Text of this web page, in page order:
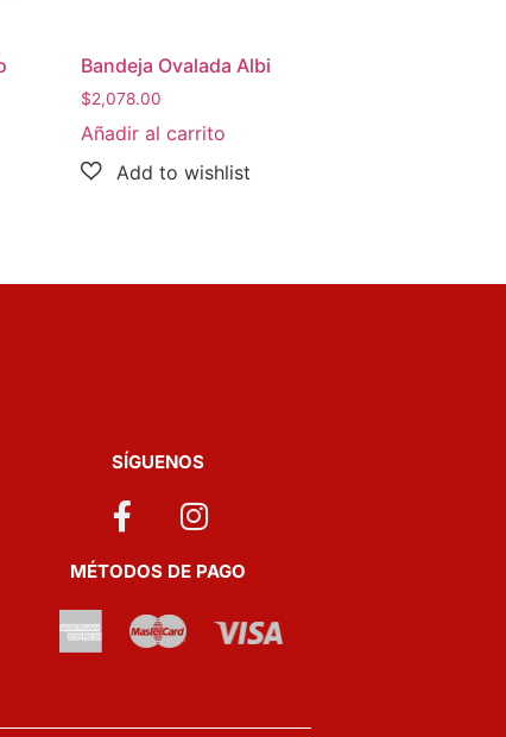
Bandeja Ovalada Albi
$2,078.00
Añadir al carrito
SÍGUENOS
MÉTODOS DE PAGO